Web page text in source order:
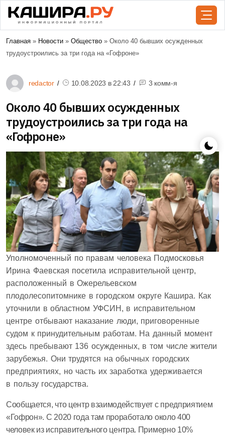
Главная » Новости » Общество » Около 40 бывших осужденных
трудоустроились за три года на «Гофроне»
redactor 10.08.2023 в 22:43 3 комм-я
Около 40 бывших осужденных
трудоустроились за три года на
«Гофроне»
Уполномоченный по правам человека Подмосковья
Ирина Фаевская посетила исправительной центр,
расположенный в Ожерельевском
плодолесопитомнике в городском округе Кашира. Как
уточнили в областном УФСИН, в исправительном
центре отбывают наказание люди, приговоренные
судом к принудительным работам. На данный момент
здесь пребывают 136 осужденных, в том числе жители
зарубежья. Они трудятся на обычных городских
предприятиях, но часть их заработка удерживается
в пользу государства.
Сообщается, что центр взаимодействует с предприятием
«Гофрон». С 2020 года там проработало около 400
человек из исправительного центра. Примерно 10%